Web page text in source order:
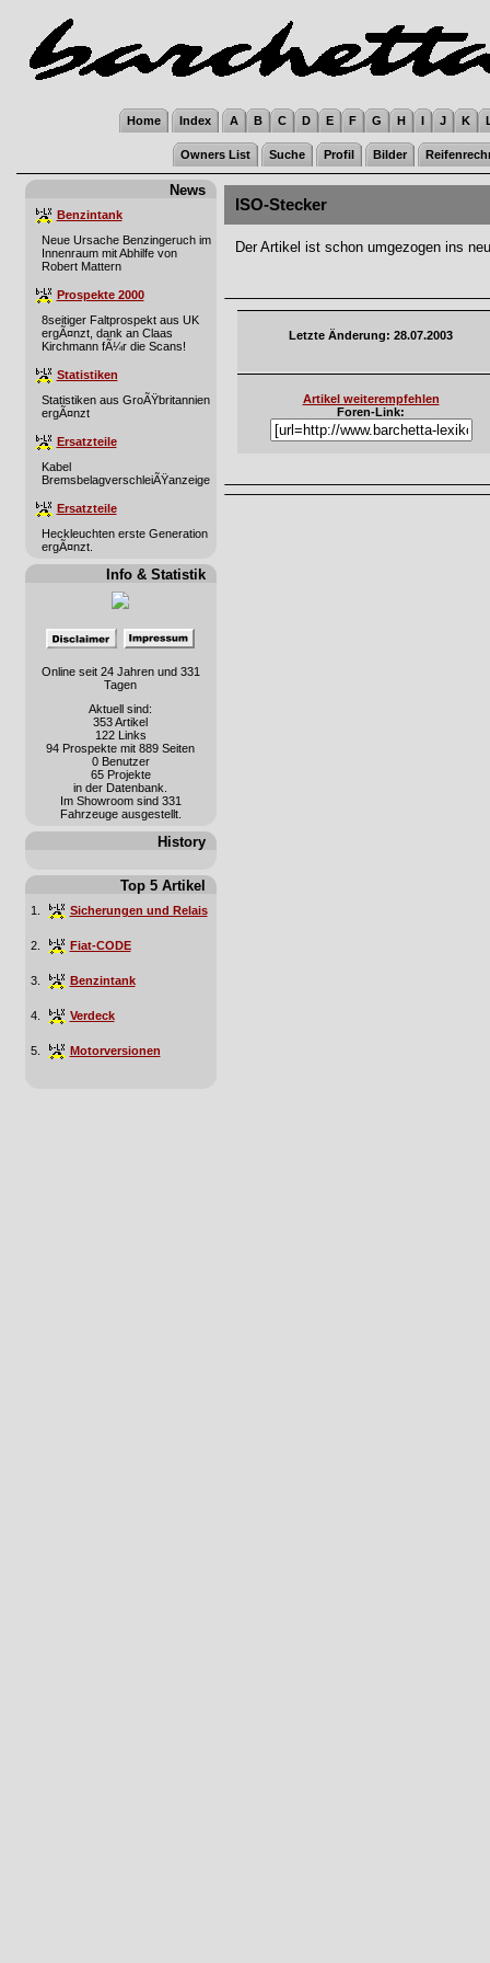
Home Index A B C D E F G H I J K
Owners List Suche Profil Bilder
News
Benzintank
Neue Ursache Benzingeruch im
Innenraum mit Abhilfe von
Robert Mattern
Prospekte 2000
8seitiger Faltprospekt aus UK
ergÃ¤nzt, dank an Claas
Kirchmann fÃ¼r die Scans!
Statistiken
Statistiken aus GroÃŸbritannien
ergÃ¤nzt
Ersatzteile
Kabel
BremsbelagverschleiÃŸanzeige
Ersatzteile
Heckleuchten erste Generation
ergÃ¤nzt.
Info & Statistik
Online seit 24 Jahren und 331
Tagen
Aktuell sind:
353 Artikel
122 Links
94 Prospekte mit 889 Seiten
0 Benutzer
65 Projekte
in der Datenbank.
Im Showroom sind 331
Fahrzeuge ausgestellt.
History
Top 5 Artikel
1. Sicherungen und Relais
2. Fiat-CODE
3. Benzintank
4. Verdeck
5. Motorversionen
ISO-Stecker
Der Artikel ist schon umgezogen ins
Letzte Änderung: 28.07.2003
Artikel weiterempfehlen
Foren-Link: